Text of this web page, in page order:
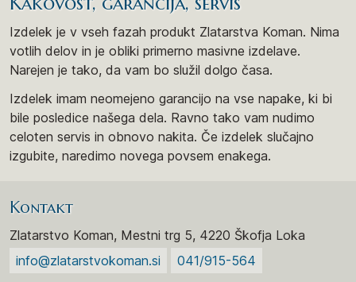
Izdelek je v vseh fazah produkt Zlatarstva Koman. Nima
votlih delov in je obliki primerno masivne izdelave.
Narejen je tako, da vam bo služil dolgo časa.
Izdelek imam neomejeno garancijo na vse napake, ki bi
bile posledice našega dela. Ravno tako vam nudimo
celoten servis in obnovo nakita. Če izdelek slučajno
izgubite, naredimo novega povsem enakega.
Kontakt
Zlatarstvo Koman, Mestni trg 5, 4220 Škofja Loka
info@zlatarstvokoman.si
041/915-564